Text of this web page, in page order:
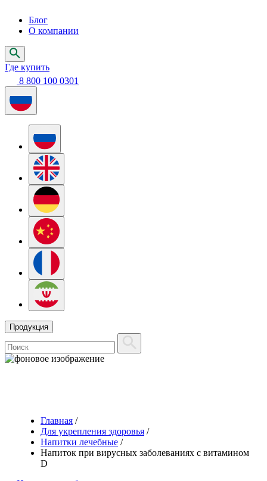
Блог
О компании
Где купить
8 800 100 0301
Продукция
Главная /
Для укрепления здоровья /
Напитки лечебные /
Напиток при вирусных заболеваниях с витамином
D